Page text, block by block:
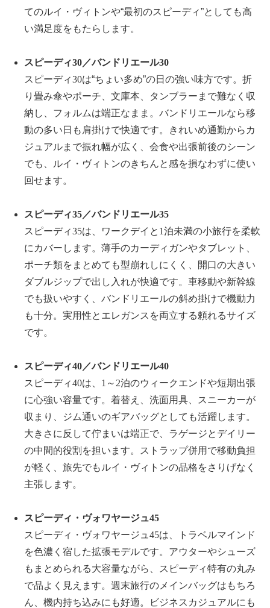
てのルイ・ヴィトンや“最初のスピーディ”としても高
い満足度をもたらします。
スピーディ30／バンドリエール30
スピーディ30は“ちょい多め”の日の強い味方です。折
り畳み傘やポーチ、文庫本、タンブラーまで難なく収
納し、フォルムは端正なまま。バンドリエールなら移
動の多い日も肩掛けで快適です。きれいめ通勤からカ
ジュアルまで振れ幅が広く、会食や出張前後のシーン
でも、ルイ・ヴィトンのきちんと感を損なわずに使い
回せます。
スピーディ35／バンドリエール35
スピーディ35は、ワークデイと 1泊未満の小旅行を柔軟
にカバーします。薄手のカーディガンやタブレット、
ポーチ類をまとめても型崩れしにくく、開口の大きい
ダブルジップで出し入れが快適です。車移動や新幹線
でも扱いやすく、バンドリエールの斜め掛けで機動力
も十分。実用性とエレガンスを両立する頼れるサイズ
です。
スピーディ40／バンドリエール40
スピーディ40は、 1 ～ 2泊のウィークエンドや短期出張
に心強い容量です。着替え、洗面用具、スニーカーが
収まり、ジム通いのギアバッグとしても活躍します。
大きさに反して佇まいは端正で、ラゲージとデイリー
の中間的役割を担います。ストラップ併用で移動負担
が軽く、旅先でもルイ・ヴィトンの品格をさりげなく
主張します。
スピーディ・ヴォワヤージュ45
スピーディ・ヴォワヤージュ 45は、トラベルマインド
を色濃く宿した拡張モデルです。アウターやシューズ
もまとめられる大容量ながら、スピーディ特有の丸み
で品よく見えます。週末旅行のメインバッグはもちろ
ん、機内持ち込みにも好適。ビジネスカジュアルにも